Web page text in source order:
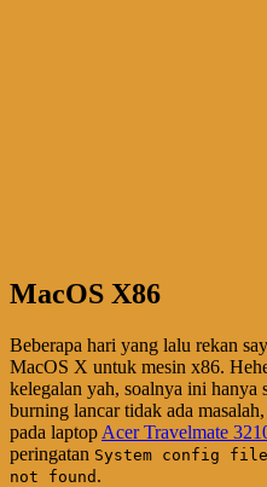
MacOS X86
Beberapa hari yang lalu rekan
MacOS X untuk mesin x86.
kelegalan yah, soalnya ini hanya
burning lancar tidak ada
pada laptop Acer Travelmate
peringatan System config
not found .